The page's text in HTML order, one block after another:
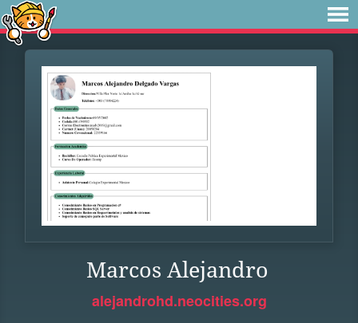
Marcos Alejandro
alejandrohd.neocities.org